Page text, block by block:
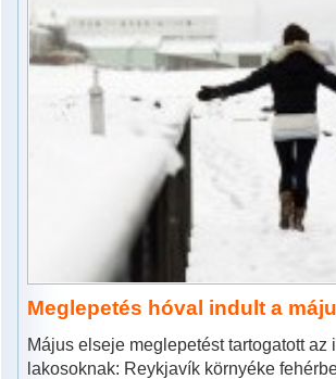
Meglepetés hóval indult a
Május elseje meglepetést tartogatott az
lakosoknak: Reykjavík környéke